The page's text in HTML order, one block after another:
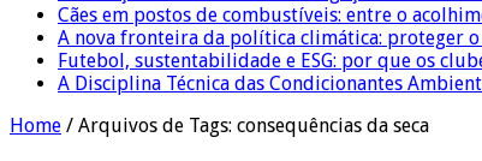
Cães em postos de combustíveis: entre o
A nova fronteira da política climática: proteger o
Futebol, sustentabilidade e ESG: por que os
A Disciplina Técnica das Condicionantes
Home / Arquivos de Tags: consequências da seca